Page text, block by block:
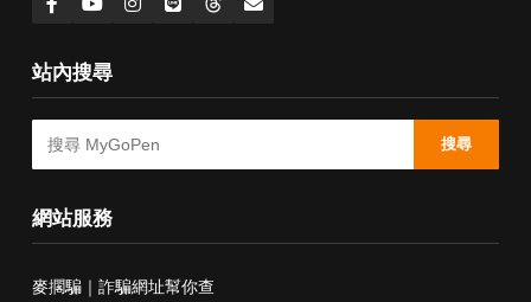
站內搜尋
搜尋
網站服務
麥擱騙｜詐騙網址幫你查